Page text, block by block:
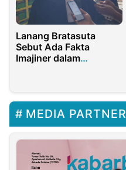
Lanang Bratasuta
Sebut Ada Fakta
Imajiner dalam
MEDIA PARTNER